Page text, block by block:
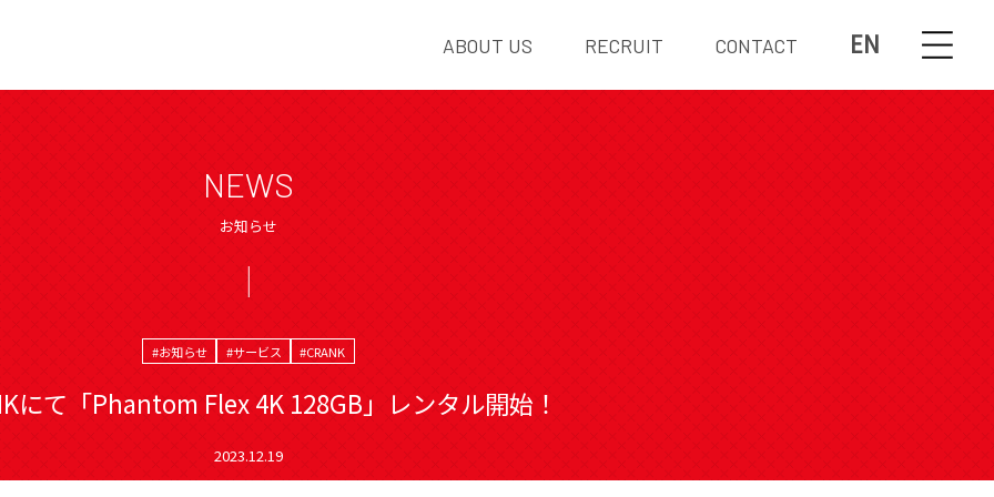
EN
ABOUT US RECRUIT CONTACT
NEWS
お知らせ
#お知らせ #サービス #CRANK
にて「Phantom Flex 4K 128GB」レンタル開始！
2023.12.19